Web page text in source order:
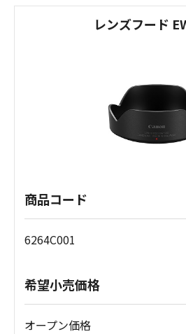
レンズフード
商品コード
6264C001
希望小売価格
オープン価格